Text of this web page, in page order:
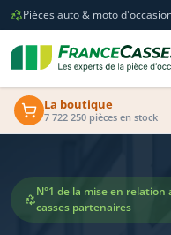
Pièces auto & moto
La boutique
7 722 250 pièces en stock
N°1 de la mise en relation
casses partenaires